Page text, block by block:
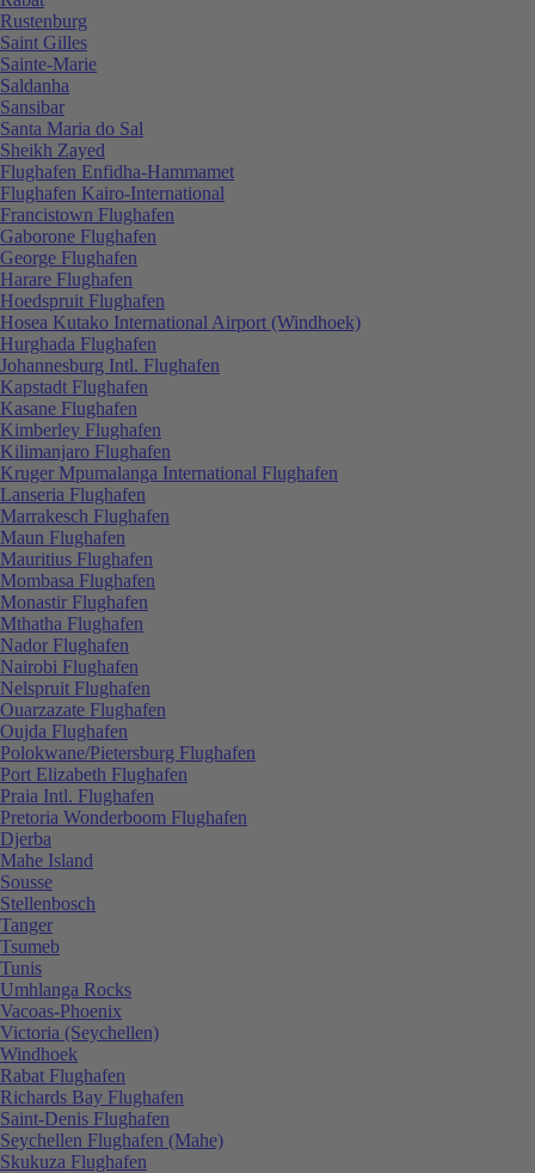
Rustenburg
Saint Gilles
Sainte-Marie
Saldanha
Sansibar
Santa Maria do Sal
Sheikh Zayed
Flughafen Enfidha-Hammamet
Flughafen Kairo-International
Francistown Flughafen
Gaborone Flughafen
George Flughafen
Harare Flughafen
Hoedspruit Flughafen
Hosea Kutako International Airport (Windhoek)
Hurghada Flughafen
Johannesburg Intl. Flughafen
Kapstadt Flughafen
Kasane Flughafen
Kimberley Flughafen
Kilimanjaro Flughafen
Kruger Mpumalanga International Flughafen
Lanseria Flughafen
Marrakesch Flughafen
Maun Flughafen
Mauritius Flughafen
Mombasa Flughafen
Monastir Flughafen
Mthatha Flughafen
Nador Flughafen
Nairobi Flughafen
Nelspruit Flughafen
Ouarzazate Flughafen
Oujda Flughafen
Polokwane/Pietersburg Flughafen
Port Elizabeth Flughafen
Praia Intl. Flughafen
Pretoria Wonderboom Flughafen
Djerba
Mahe Island
Sousse
Stellenbosch
Tanger
Tsumeb
Tunis
Umhlanga Rocks
Vacoas-Phoenix
Victoria (Seychellen)
Windhoek
Rabat Flughafen
Richards Bay Flughafen
Saint-Denis Flughafen
Seychellen Flughafen (Mahe)
Skukuza Flughafen